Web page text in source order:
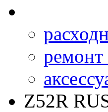
ремонт
Z52R